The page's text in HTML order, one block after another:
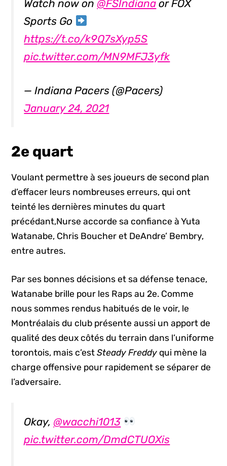
Watch now on @FSIndiana or FOX
Sports Go
https://t.co/k9Q7sXyp5S
pic.twitter.com/MN9MFJ3yfk
— Indiana Pacers (@Pacers)
January 24, 2021
2e quart
Voulant permettre à ses joueurs de second plan
d’effacer leurs nombreuses erreurs, qui ont
teinté les dernières minutes du quart
précédant,Nurse accorde sa confiance à Yuta
Watanabe, Chris Boucher et DeAndre’ Bembry,
entre autres.
Par ses bonnes décisions et sa défense tenace,
Watanabe brille pour les Raps au 2e. Comme
nous sommes rendus habitués de le voir, le
Montréalais du club présente aussi un apport de
qualité des deux côtés du terrain dans l’uniforme
torontois, mais c’estSteady Freddy qui mène la
charge offensive pour rapidement se séparer de
l’adversaire.
Okay, @wacchi1013
pic.twitter.com/DmdCTUOXis